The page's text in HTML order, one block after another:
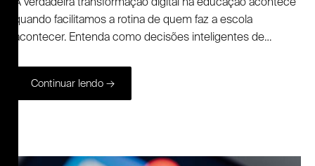
quando facilitamos a rotina de quem faz a escola
acontecer. Entenda como decisões inteligentes de
Continuar lendo →